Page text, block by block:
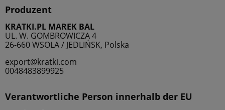
Produzent
KRATKI.PL MAREK BAL
UL. W. GOMBROWICZA 4
26-660 WSOLA / JEDLIŃSK, Polska
export@kratki.com
0048483899925
Verantwortliche Person innerhalb der EU